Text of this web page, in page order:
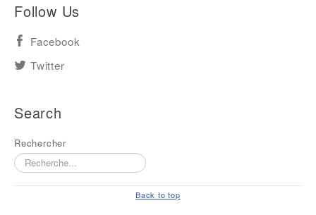
Follow Us
Facebook
Twitter
Search
Rechercher
Back to top